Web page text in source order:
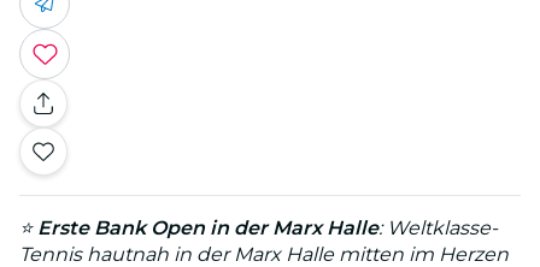
⭐Erste Bank Open in der Marx Halle: Weltklasse-
Tennis hautnah in der Marx Halle mitten im Herzen